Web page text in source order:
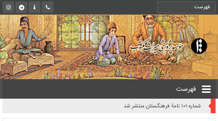
فهرست
شماره ۱۰۱ نامۀ فرهنگستان منتشر شد